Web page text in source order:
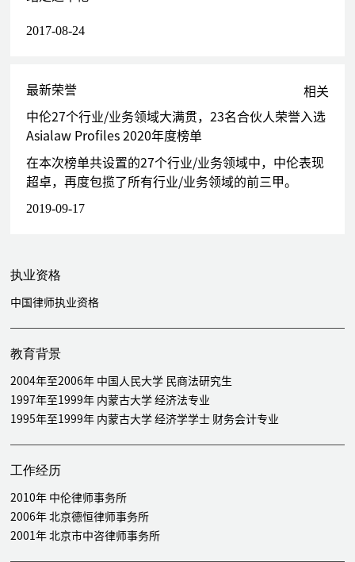
机股份（000410.SZ）提供法律服务
为国电电力发展股份有限公司（601991.SH）收购中国国电集团公
司相关资产（履行解决同业竞争问题的承诺）专项项目提供法律服
为安徽古井贡酒股份有限公司（000596.SZ）控股收购武汉天龙黄
鹤楼酒业有限公司提供法律服务
资产重组提供法律服务
为中粮福临门股份有限公司增资引进战略投资者（公开进场交易/代
表公司）提供法律服务
为长安蔚来新能源汽车科技有限公司（现名“阿维塔科技（重庆）
提供法律服务
为华中药业股份有限公司实施员工持股（代表公司）提供法律服务
为上海建工集团股份有限公司战略投资控股天津住宅建设发展集团
为长江生态环保集团有限公司战略投资江苏泓润生物质能科技有限
公司暨江苏泓润生物质能科技有限公司混改（非公开协议方式/代表
投资人）提供法律服务
为北京荎荿科技有限公司战略投资暨中国林木种子有限公司混改
2017-08-24
最新荣誉 相关
中伦27个行业/业务领域大满贯，23名合伙人荣誉入选
Asialaw Profiles 2020年度榜单
在本次榜单共设置的27个行业/业务领域中，中伦表现
超卓，再度包揽了所有行业/业务领域的前三甲。
2019-09-17
执业资格
中国律师执业资格
教育背景
2004年至2006年 中国人民大学 民商法研究生
1997年至1999年 内蒙古大学 经济法专业
1995年至1999年 内蒙古大学 经济学学士 财务会计专业
工作经历
2010年 中伦律师事务所
2006年 北京德恒律师事务所
2001年 北京市中咨律师事务所